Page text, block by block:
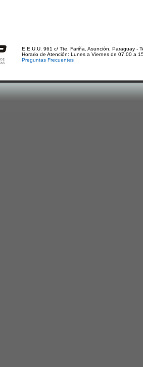
E.E.U.U. 961 c/ Tte. Fariña. Asunción, Paraguay -
Horario de Atención: Lunes a Viernes de 07:00 a
Preguntas Frecuentes